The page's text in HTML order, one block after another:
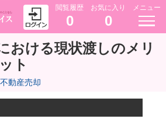
閲覧履歴
0
お気に入り
0
メニュー
おける現状渡しのメリ
ト
不動産売却